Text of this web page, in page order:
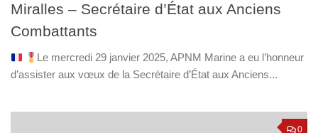
Miralles – Secrétaire d’État aux Anciens
Combattants
Le mercredi 29 janvier 2025, APNM Marine a eu l’honneur
d’assister aux vœux de la Secrétaire d’État aux Anciens...
0